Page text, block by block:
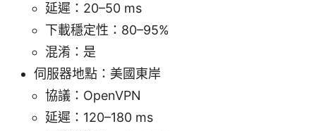
延遲：20–50 ms
下載穩定性：80–95%
混淆：是
伺服器地點：美國東岸
協議：OpenVPN
延遲：120–180 ms